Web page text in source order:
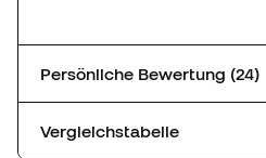
Persönliche Bewertung (24)
Vergleichstabelle